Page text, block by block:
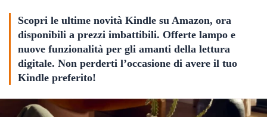
Scopri le ultime novità Kindle su Amazon, ora
disponibili a prezzi imbattibili. Offerte lampo e
nuove funzionalità per gli amanti della lettura
digitale. Non perderti l’occasione di avere il tuo
Kindle preferito!